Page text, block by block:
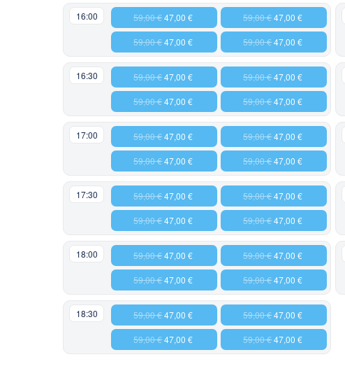
16:00 59,00 €47,00 €
59,00 €47,00 €
59,00 €47,00 €
59,00 €47,00 €
16:30 59,00 €47,00 €
59,00 €47,00 €
59,00 €47,00 €
59,00 €47,00 €
17:00 59,00 €47,00 €
59,00 €47,00 €
59,00 €47,00 €
59,00 €47,00 €
17:30 59,00 €47,00 €
59,00 €47,00 €
59,00 €47,00 €
59,00 €47,00 €
18:00 59,00 €47,00 €
59,00 €47,00 €
59,00 €47,00 €
59,00 €47,00 €
18:30 59,00 €47,00 €
59,00 €47,00 €
59,00 €47,00 €
59,00 €47,00 €